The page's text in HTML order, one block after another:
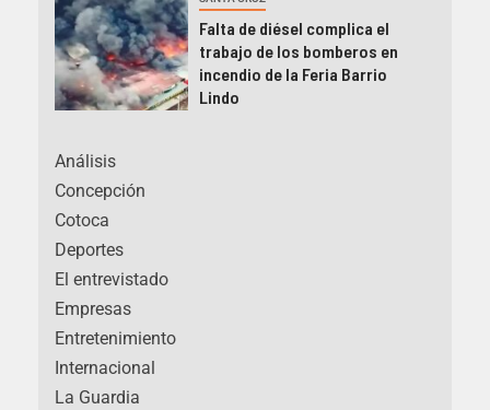
Falta de diésel complica el
trabajo de los bomberos en
incendio de la Feria Barrio
Lindo
Análisis
Concepción
Cotoca
Deportes
El entrevistado
Empresas
Entretenimiento
Internacional
La Guardia